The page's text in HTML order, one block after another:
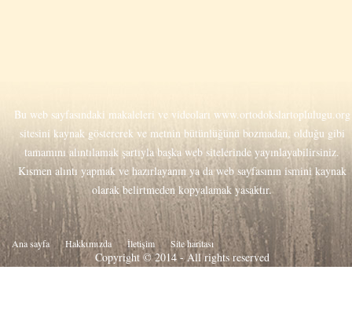
Bu web sayfasındaki makaleleri ve videoları www.ortodokslartoplulugu.org
sitesini kaynak göstererek ve metnin bütünlüğünü bozmadan, olduğu gibi
tamamını alıntılamak şartıyla başka web sitelerinde yayınlayabilirsiniz.
Kısmen alıntı yapmak ve hazırlayanın ya da web sayfasının ismini kaynak
olarak belirtmeden kopyalamak yasaktır.
Ana sayfa Hakkιmιzda İletişim Site haritası
Copyright © 2014 - All rights reserved